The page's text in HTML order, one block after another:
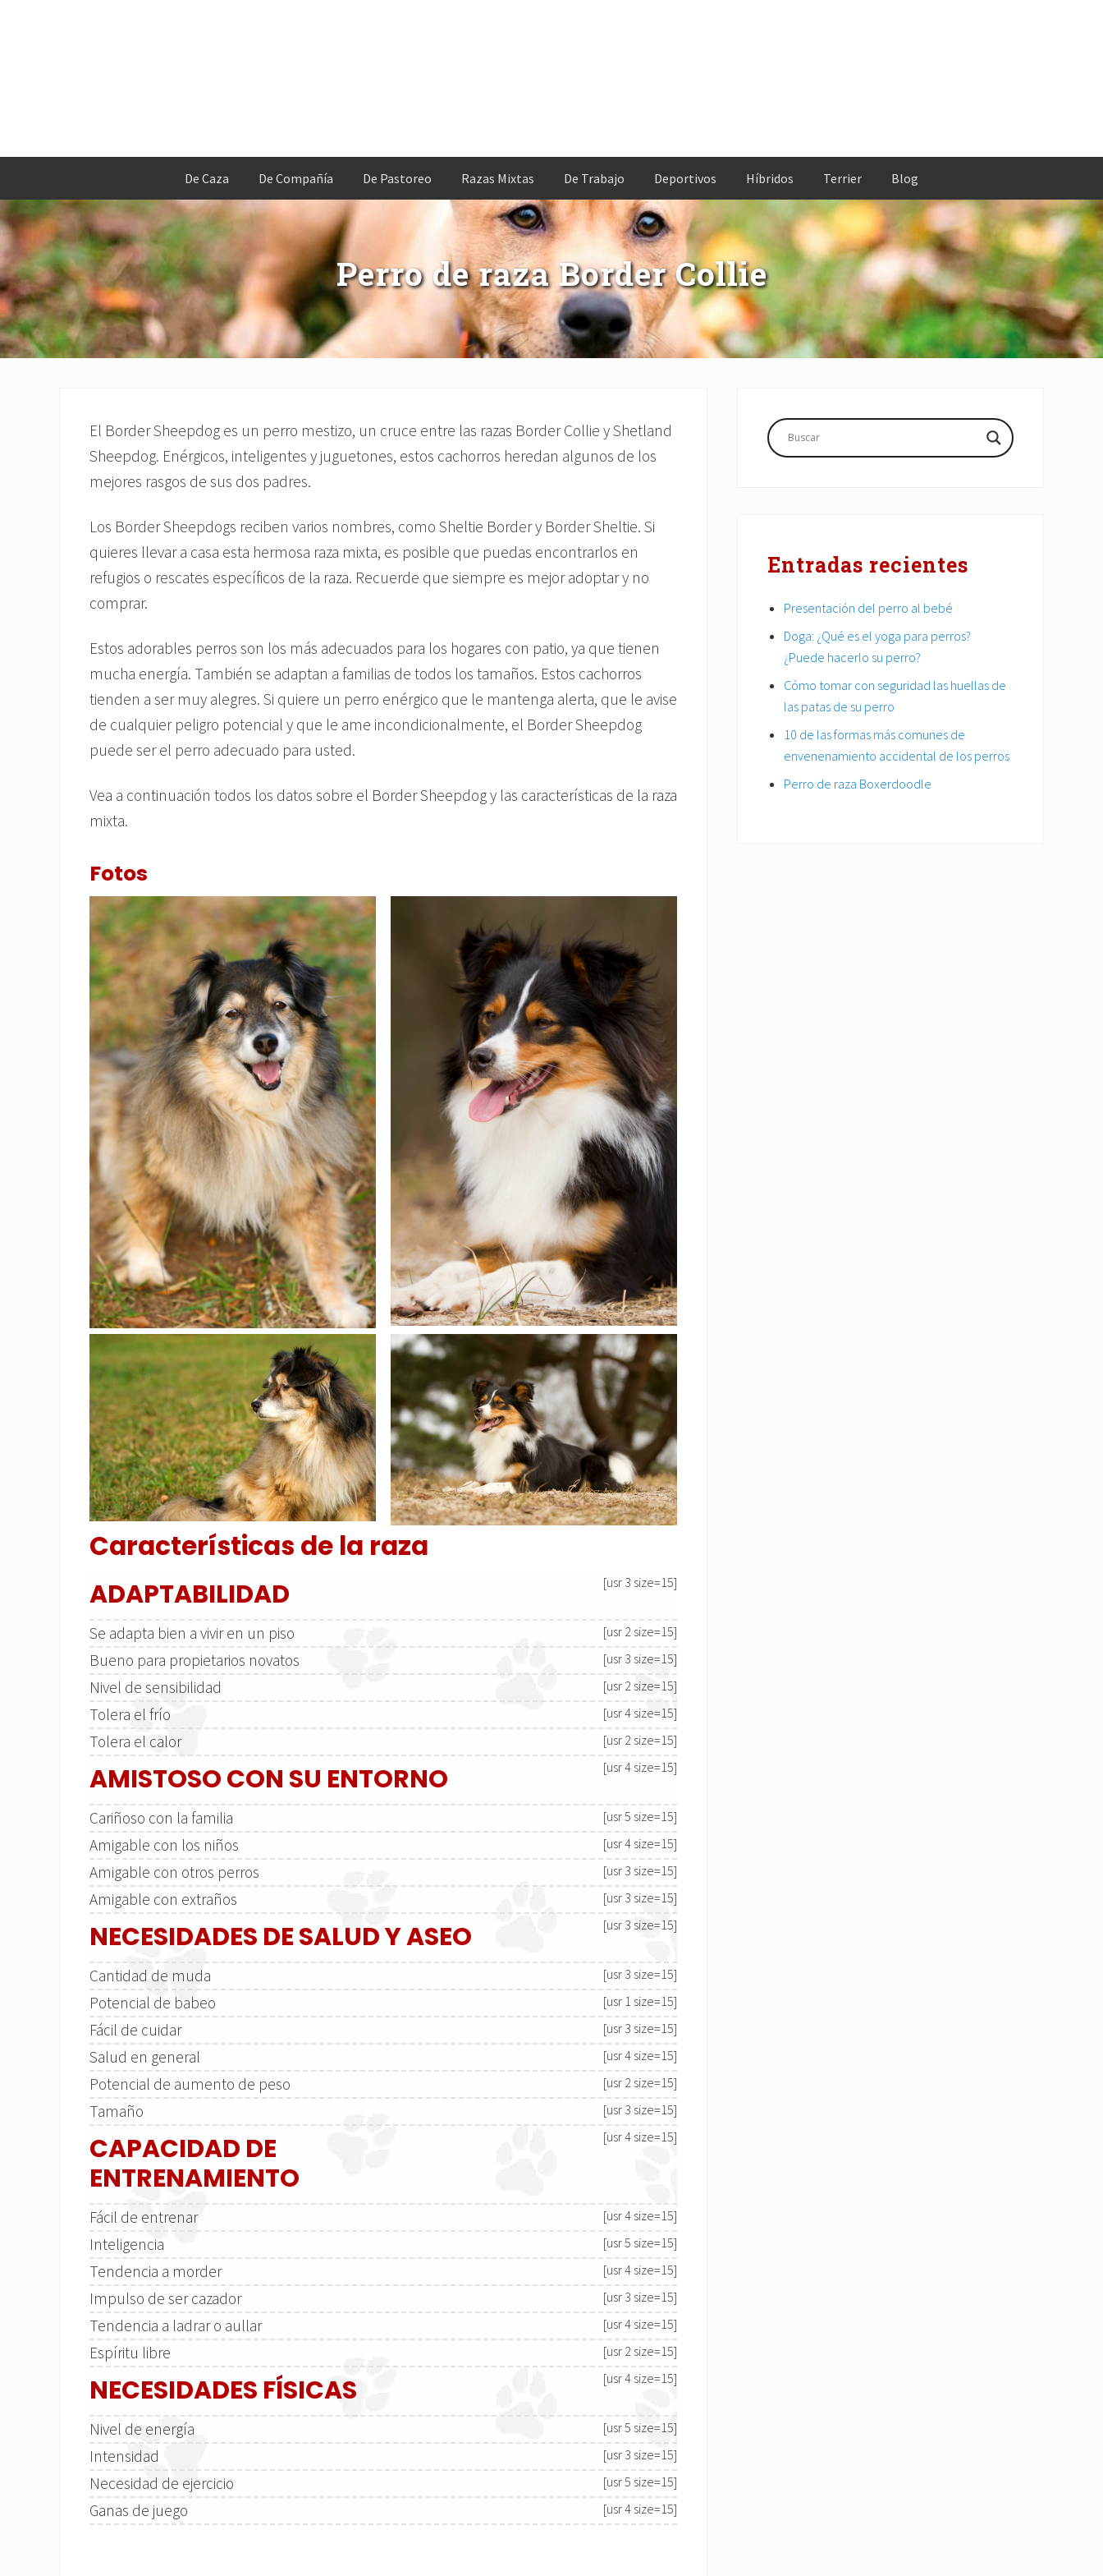
De Caza De Compañía De Pastoreo Razas Mixtas De Trabajo Deportivos Híbridos Terrier Blog
Perro de raza Border Collie
El Border Sheepdog es un perro mestizo, un cruce entre las razas Border Collie y Shetland
Sheepdog. Enérgicos, inteligentes y juguetones, estos cachorros heredan algunos de los
mejores rasgos de sus dos padres.
Los Border Sheepdogs reciben varios nombres, como Sheltie Border y Border Sheltie. Si
quieres llevar a casa esta hermosa raza mixta, es posible que puedas encontrarlos en
refugios o rescates específicos de la raza. Recuerde que siempre es mejor adoptar y no
comprar.
Estos adorables perros son los más adecuados para los hogares con patio, ya que tienen
mucha energía. También se adaptan a familias de todos los tamaños. Estos cachorros
tienden a ser muy alegres. Si quiere un perro enérgico que le mantenga alerta, que le avise
de cualquier peligro potencial y que le ame incondicionalmente, el Border Sheepdog
puede ser el perro adecuado para usted.
Vea a continuación todos los datos sobre el Border Sheepdog y las características de la raza
mixta.
Fotos
Características de la raza
ADAPTABILIDAD [usr 3 size=15]
Se adapta bien a vivir en un piso [usr 2 size=15]
Bueno para propietarios novatos [usr 3 size=15]
Nivel de sensibilidad [usr 2 size=15]
Tolera el frío [usr 4 size=15]
Tolera el calor [usr 2 size=15]
AMISTOSO CON SU ENTORNO [usr 4 size=15]
Cariñoso con la familia [usr 5 size=15]
Amigable con los niños [usr 4 size=15]
Amigable con otros perros [usr 3 size=15]
Amigable con extraños [usr 3 size=15]
NECESIDADES DE SALUD Y ASEO [usr 3 size=15]
Cantidad de muda [usr 3 size=15]
Potencial de babeo [usr 1 size=15]
Fácil de cuidar [usr 3 size=15]
Salud en general [usr 4 size=15]
Potencial de aumento de peso [usr 2 size=15]
Tamaño [usr 3 size=15]
CAPACIDAD DE
ENTRENAMIENTO
[usr 4 size=15]
Fácil de entrenar [usr 4 size=15]
Inteligencia [usr 5 size=15]
Tendencia a morder [usr 4 size=15]
Impulso de ser cazador [usr 3 size=15]
Tendencia a ladrar o aullar [usr 4 size=15]
Espíritu libre [usr 2 size=15]
NECESIDADES FÍSICAS [usr 4 size=15]
Nivel de energía [usr 5 size=15]
Intensidad [usr 3 size=15]
Necesidad de ejercicio [usr 5 size=15]
Ganas de juego [usr 4 size=15]
lateral
principal
Entradas recientes
Presentación del perro al bebé
Doga: ¿Qué es el yoga para perros?
¿Puede hacerlo su perro?
Cómo tomar con seguridad las huellas de
las patas de su perro
10 de las formas más comunes de
envenenamiento accidental de los perros
Perro de raza Boxerdoodle